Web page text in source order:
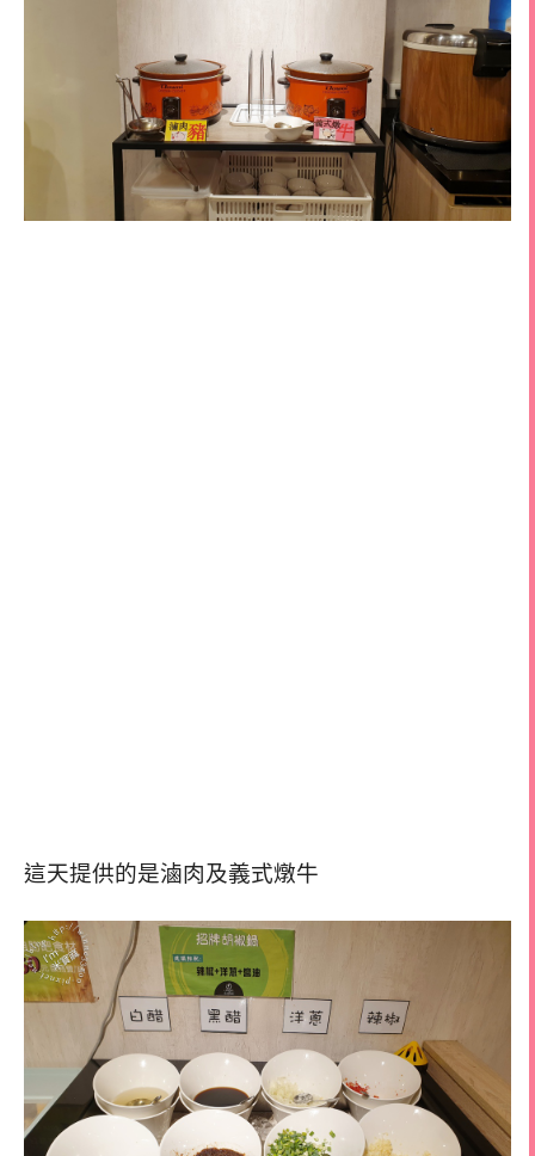
這天提供的是滷肉及義式燉牛